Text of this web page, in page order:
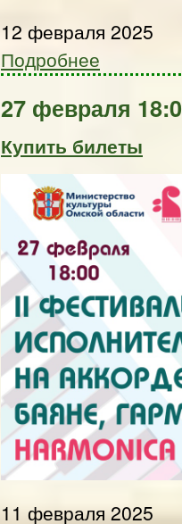
12 февраля 2025
Подробнее
27 февраля
Купить билеты
11 февраля 2025